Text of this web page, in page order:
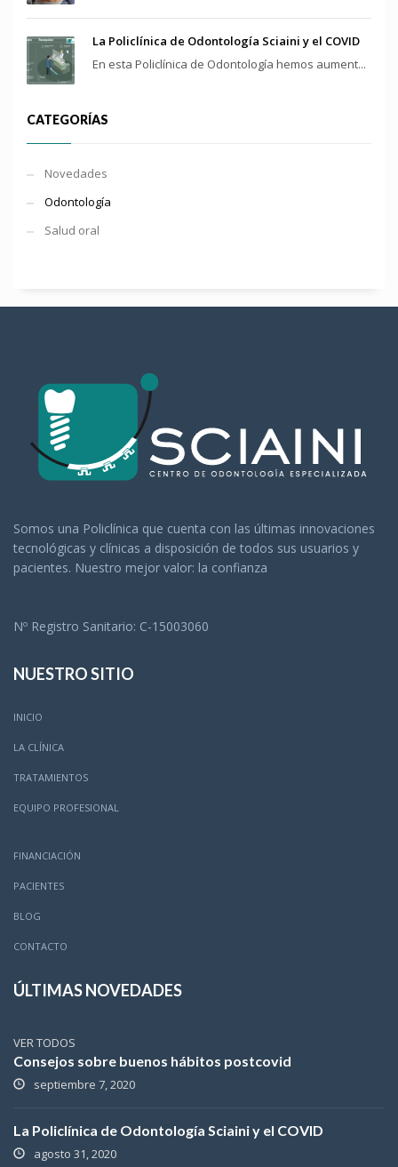
La Policlínica de Odontología Sciaini y el COVID
En esta Policlínica de Odontología hemos aument...
CATEGORÍAS
Novedades
Odontología
Salud oral
Somos una Policlínica que cuenta con las últimas innovaciones
tecnológicas y clínicas a disposición de todos sus usuarios y
pacientes. Nuestro mejor valor: la confianza
Nº Registro Sanitario: C-15003060
NUESTRO SITIO
INICIO
LA CLÍNICA
TRATAMIENTOS
EQUIPO PROFESIONAL
FINANCIACIÓN
PACIENTES
BLOG
CONTACTO
ÚLTIMAS NOVEDADES
VER TODOS
Consejos sobre buenos hábitos postcovid
septiembre 7, 2020
La Policlínica de Odontología Sciaini y el COVID
agosto 31, 2020